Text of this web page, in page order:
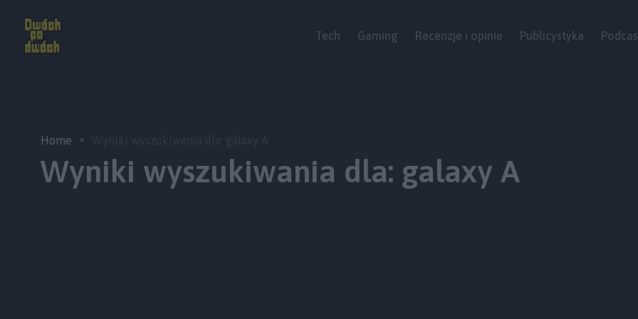
Tech Gaming Recenzje i opinie Publicystyka
Home
Wyniki wyszukiwania dla: galaxy A